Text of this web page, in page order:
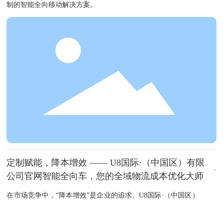
制的智能全向移动解决方案。
定制赋能，降本增效 —— U8国际·（中国区）有限
公司官网智能全向车，您的全域物流成本优化大师
在市场竞争中，“降本增效”是企业的追求。U8国际·（中国区）